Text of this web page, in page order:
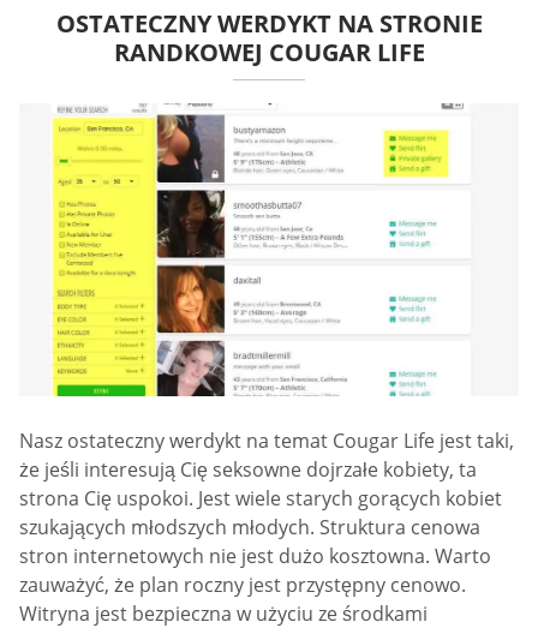
OSTATECZNY WERDYKT NA STRONIE
RANDKOWEJ COUGAR LIFE
Nasz ostateczny werdykt na temat Cougar Life jest taki,
że jeśli interesują Cię seksowne dojrzałe kobiety, ta
strona Cię uspokoi. Jest wiele starych gorących kobiet
szukających młodszych młodych. Struktura cenowa
stron internetowych nie jest dużo kosztowna. Warto
zauważyć, że plan roczny jest przystępny cenowo.
Witryna jest bezpieczna w użyciu ze środkami